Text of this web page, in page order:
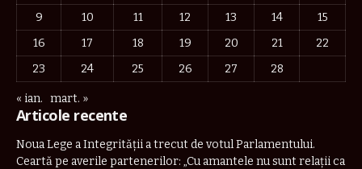
9
10 11 12 13 14
15
16
17 18 19 20 21
22
23
24 25 26 27 28
« ian. mart. »
Articole recente
Noua Lege a Integrității a trecut de votul Parlamentului.
Ceartă pe averile partenerilor: „Cu amantele nu sunt relații ca